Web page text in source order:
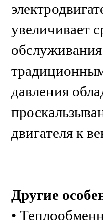
увеличивает
давления
двигателя к
Другие
•